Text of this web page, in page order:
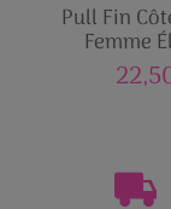
Pull Fin
Femme